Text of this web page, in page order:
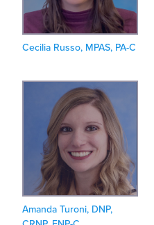
Cecilia Russo, MPAS, PA-C
Amanda Turoni, DNP,